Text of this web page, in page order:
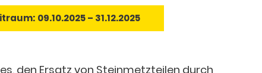
09.10.2025 – 31.12.2025
den Ersatz von Steinmetzteilen durch